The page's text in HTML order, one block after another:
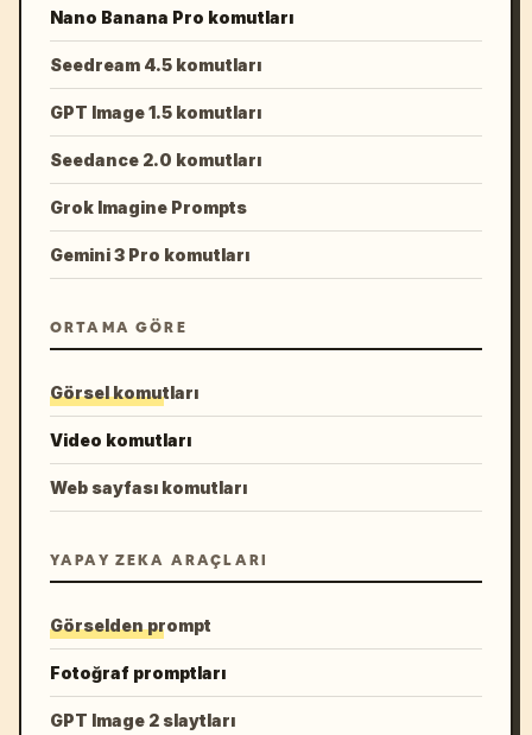
Nano Banana Pro komutları
Seedream 4.5 komutları
GPT Image 1.5 komutları
Seedance 2.0 komutları
Grok Imagine Prompts
Gemini 3 Pro komutları
ORTAMA GÖRE
Görsel komutları
Video komutları
Web sayfası komutları
YAPAY ZEKA ARAÇLARI
Görselden prompt
Fotoğraf promptları
GPT Image 2 slaytları